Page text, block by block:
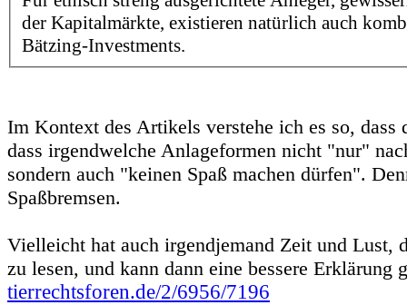
der Kapitalmärkte, existieren natürlich auch
Bätzing-Investments.
Im Kontext des Artikels verstehe ich es so, dass
dass irgendwelche Anlageformen nicht "nur"
sondern auch "keinen Spaß machen dürfen".
Spaßbremsen.
Vielleicht hat auch irgendjemand Zeit und Lust,
zu lesen, und kann dann eine bessere Erklärung
tierrechtsforen.de/2/6956/7196